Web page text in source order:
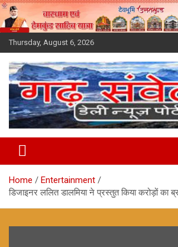
Skip
to
content
Thursday, August 6, 2026
Home
Entertainment
डिजाइनर ललित डालमिया ने प्रस्तुत किया करोड़ों का